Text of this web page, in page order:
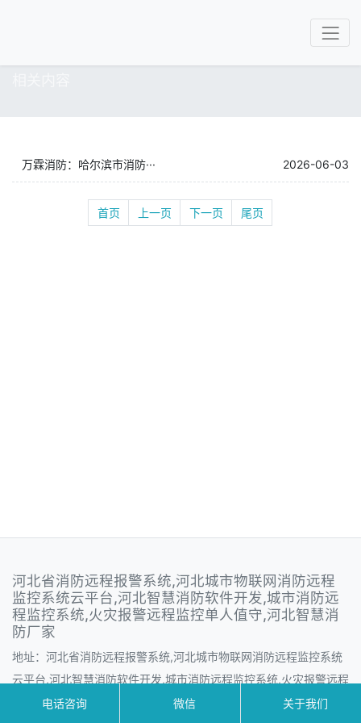
万霖消防：哈尔滨市消防··· 2026-06-03
首页 上一页 下一页 尾页
河北省消防远程报警系统,河北城市物联网消防远程
监控系统云平台,河北智慧消防软件开发,城市消防远
程监控系统,火灾报警远程监控单人值守,河北智慧消
防厂家
地址：河北省消防远程报警系统,河北城市物联网消防远程监控系统
云平台,河北智慧消防软件开发,城市消防远程监控系统,火灾报警远程
监控单人值守,河北智慧消防厂家
电话咨询 微信 关于我们